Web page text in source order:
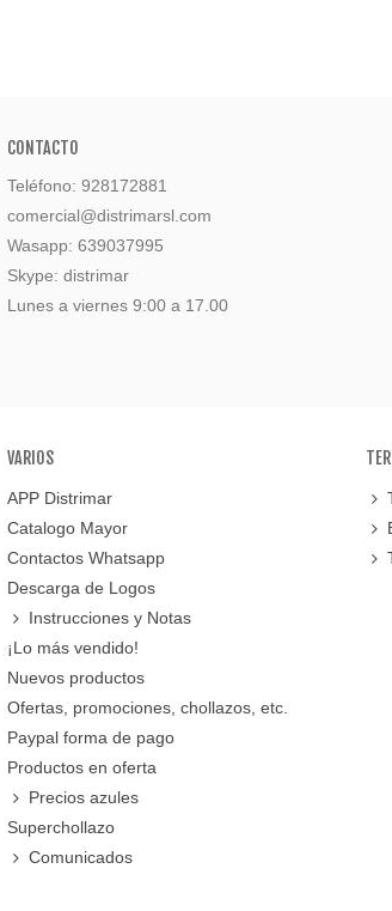
CONTACTO
Teléfono: 928172881
comercial@distrimarsl.com
Wasapp: 639037995
Skype: distrimar
Lunes a viernes 9:00 a 17.00
VARIOS
APP Distrimar
Catalogo Mayor
Contactos Whatsapp
Descarga de Logos
Instrucciones y Notas
¡Lo más vendido!
Nuevos productos
Ofertas, promociones, chollazos, etc.
Paypal forma de pago
Productos en oferta
Precios azules
Superchollazo
Comunicados